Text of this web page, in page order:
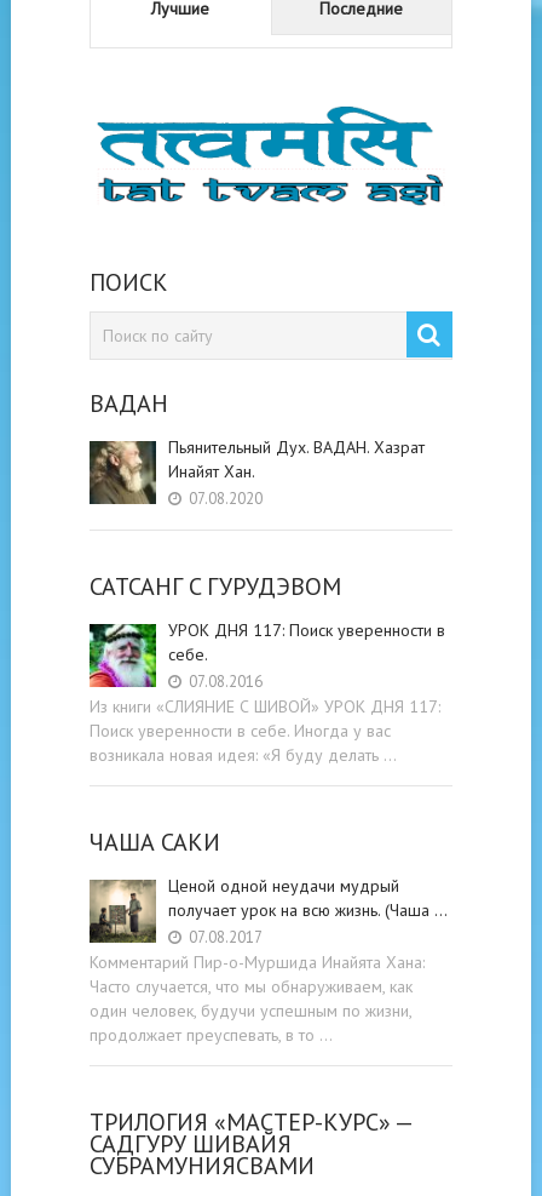
Лучшие Последние
ПОИСК
ВАДАН
Пьянительный Дух. ВАДАН. Хазрат
Инайят Хан.
07.08.2020
САТСАНГ C ГУРУДЭВОМ
УРОК ДНЯ 117: Поиск уверенности в
себе.
07.08.2016
Из книги «СЛИЯНИЕ С ШИВОЙ» УРОК ДНЯ 117:
Поиск уверенности в себе. Иногда у вас
возникала новая идея: «Я буду делать …
ЧАША САКИ
Ценой одной неудачи мудрый
получает урок на всю жизнь. (Чаша …
07.08.2017
Комментарий Пир-о-Муршида Инайята Хана:
Часто случается, что мы обнаруживаем, как
один человек, будучи успешным по жизни,
продолжает преуспевать, в то …
ТРИЛОГИЯ «МАСТЕР-КУРС» —
САДГУРУ ШИВАЙЯ
СУБРАМУНИЯСВАМИ